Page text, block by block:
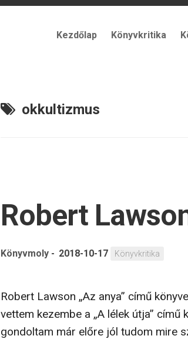
Kezdőlap Könyvkritika
okkultizmus
Robert
Könyvmoly - 2018-10-17 Könyvkritika
Robert Lawson „Az anya” című
vettem kezembe a „A lélek útja” című
gondoltam már előre jól tudom mire